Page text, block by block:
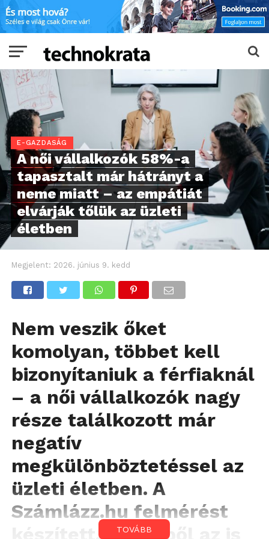
E-GAZDASÁG
A női vállalkozók 58%-a
tapasztalt már hátrányt a
neme miatt – az empátiát
elvárják tőlük az üzleti
életben
Megjelent: 2026. június 9. kedd
Nem veszik őket
komolyan, többet kell
bizonyítaniuk a férfiaknál
– a női vállalkozók nagy
része találkozott már
negatív
megkülönböztetéssel az
üzleti életben. A
Számlázz.hu felmérést
készített, amelyből az is
TOVÁBB